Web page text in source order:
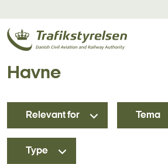
Havne
Relevant for Tema
Type